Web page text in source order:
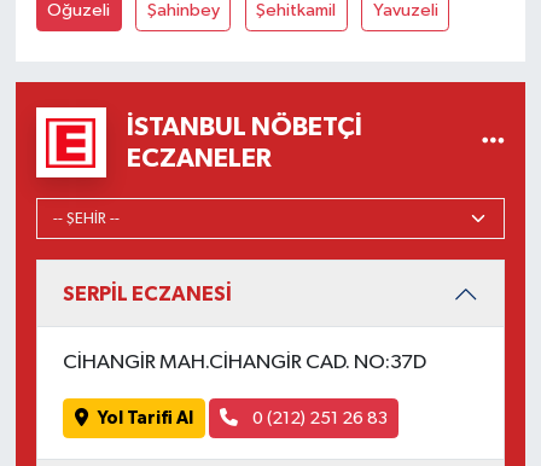
Oğuzeli Şahinbey Şehitkamil Yavuzeli
İSTANBUL NÖBETÇI
ECZANELER
SERPİL ECZANESİ
CİHANGİR MAH.CİHANGİR CAD. NO:37D
Yol Tarifi Al 0 (212) 251 26 83